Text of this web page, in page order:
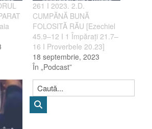
261 I 2023. 2.D.
CUMPĂNĂ BUNĂ
FOLOSITĂ RĂU [Ezechiel
45.9–12 I 1 Împărați 21.7–
16 I Proverbele 20.23]
18 septembrie, 2023
În „Podcast”